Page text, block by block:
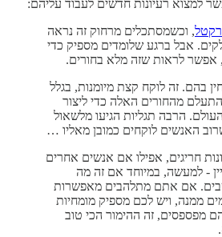
למצוא רעיונות חדשים לעבוד עליהם:
, וכשמסתכלים מרחוק זה נראה
אבל ברגע שלומדים מספיק כדי
לראות שזה מלא בחורים.
בהם. זה לוקח קצת מיומנות, בגלל
מהחורים האלה כדי ליצור
הרבה תגליות הגיעו מלשאול
האנשים לוקחים כמובן מאליו …
חריגים, אפילו אם אנשים אחרים
- למעשה, במיוחד אם זה מה
אם אתם מתלהבים מאפשרות
ממנה, ויש לכם מספיק מומחיות
מפספסים, זה ההימור הכי טוב